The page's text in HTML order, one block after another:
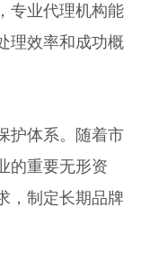
专业代理机构能
理效率和成功概
护体系。随着市
的重要无形资
，制定长期品牌